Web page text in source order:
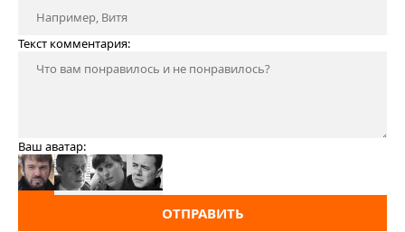
Текст комментария:
Ваш аватар:
ОТПРАВИТЬ